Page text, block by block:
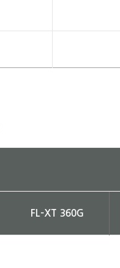
FL-XT 360G